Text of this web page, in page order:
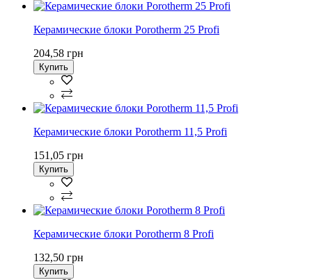
Керамические блоки Porotherm 25 Profi
204,58 грн
Купить
Керамические блоки Porotherm 11,5 Profi
151,05 грн
Купить
Керамические блоки Porotherm 8 Profi
132,50 грн
Купить